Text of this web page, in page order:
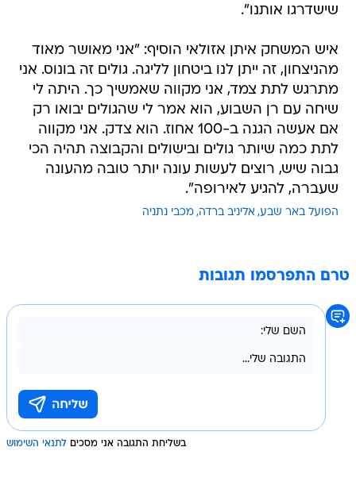
שישדרגו אותנו".
איש המשחק איתן אזולאי הוסיף: "אני מאושר מאוד
מהניצחון, זה ייתן לנו ביטחון לליגה. גולים זה בונוס. אני
מתרגש לתת צמד, אני מקווה שאמשיך כך. היתה לי
שיחה עם רן השבוע, הוא אמר לי שהגולים יבואו רק
אם אעשה הגנה ב-100 אחוז. הוא צדק. אני מקווה
לתת כמה שיותר גולים ובישולים והקבוצה תהיה הכי
גבוה שיש, רוצים לעשות עונה יותר טובה מהעונה
שעברה, להגיע לאירופה".
הפועל באר שבע אליניב ברדה מכבי נתניה
טרם התפרסמו תגובות
בשליחת התגובה אני מסכים לתנאי השימוש